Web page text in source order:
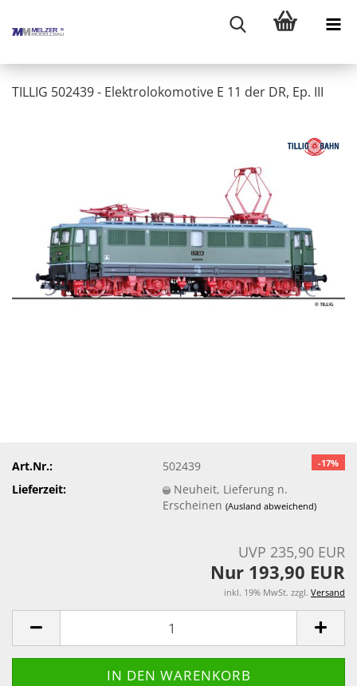
TILLIG 502439 - Elektrolokomotive E 11 der DR, Ep. III
-17%
Art.Nr.:
502439
Lieferzeit:
Neuheit, Lieferung n.
Erscheinen(Ausland abweichend)
UVP 235,90 EUR
Nur 193,90 EUR
inkl. 19% MwSt. zzgl. Versand